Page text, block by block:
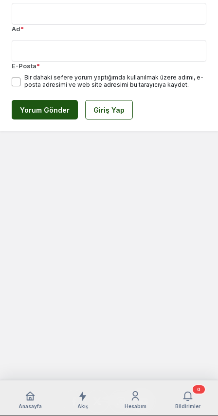
Ad*
E-Posta*
Bir dahaki sefere yorum yaptığımda kullanılmak üzere adımı, e-
posta adresimi ve web site adresimi bu tarayıcıya kaydet.
Yorum Gönder Giriş Yap
Anasayfa Akış Hesabım Bildirimler
0